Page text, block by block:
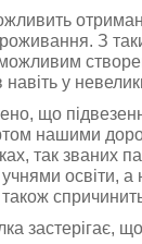
З
навіть у
що
нашими
так званих
освіти, а
також
застерігає,